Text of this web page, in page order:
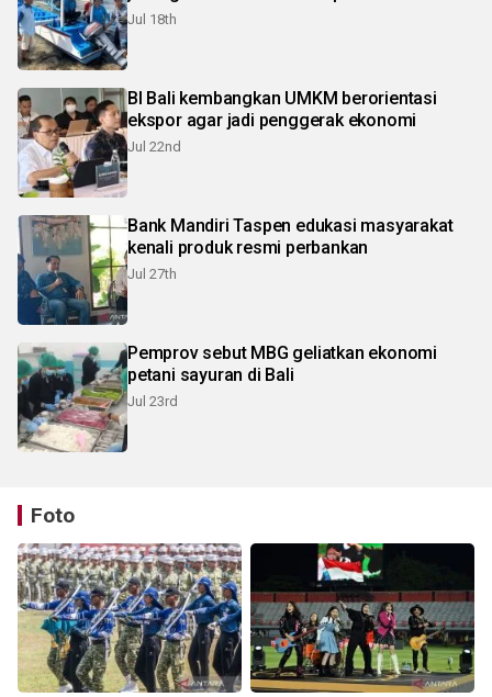
Jul 18th
BI Bali kembangkan UMKM berorientasi
ekspor agar jadi penggerak ekonomi
Jul 22nd
Bank Mandiri Taspen edukasi masyarakat
kenali produk resmi perbankan
Jul 27th
Pemprov sebut MBG geliatkan ekonomi
petani sayuran di Bali
Jul 23rd
Foto